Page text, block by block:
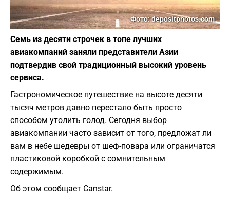
Фото: depositphotos.com
Семь из десяти строчек в топе лучших
авиакомпаний заняли представители Азии
подтвердив свой традиционный высокий уровень
сервиса.
Гастрономическое путешествие на высоте десяти
тысяч метров давно перестало быть просто
способом утолить голод. Сегодня выбор
авиакомпании часто зависит от того, предложат ли
вам в небе шедевры от шеф-повара или ограничатся
пластиковой коробкой с сомнительным
содержимым.
Об этом сообщает Canstar.